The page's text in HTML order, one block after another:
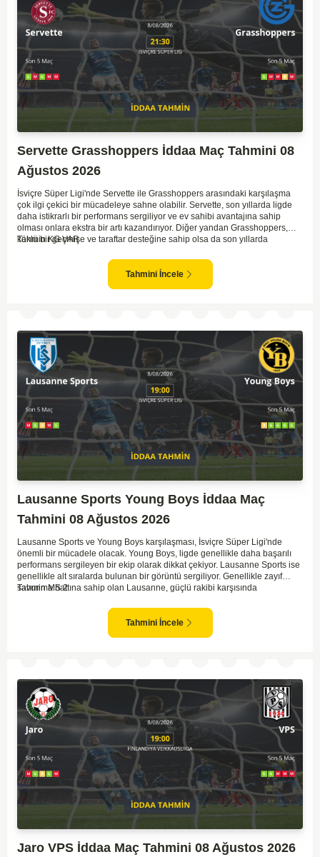
Servette Grasshoppers İddaa Maç Tahmini 08
Ağustos 2026
İsviçre Süper Ligi'nde Servette ile Grasshoppers arasındaki karşılaşma
çok ilgi çekici bir mücadeleye sahne olabilir. Servette, son yıllarda ligde
daha istikrarlı bir performans sergiliyor ve ev sahibi avantajına sahip
olması onlara ekstra bir artı kazandırıyor. Diğer yandan Grasshoppers,
köklü bir geçmişe ve taraftar desteğine sahip olsa da son yıllarda
genellikle maçlarda gol yollarında etkili olurken, Grasshoppers savunma
anlamında zaman zaman sorunlar yaşayabiliyor. Bu durumda,
karşılaşmanın gollü geçmesi muhtemel gözüküyor. İki takımın oyun tarzını
Tahmin KG VAR
Tahmini İncele
Lausanne Sports Young Boys İddaa Maç
Tahmini 08 Ağustos 2026
Lausanne Sports ve Young Boys karşılaşması, İsviçre Süper Ligi'nde
önemli bir mücadele olacak. Young Boys, ligde genellikle daha başarılı
performans sergileyen bir ekip olarak dikkat çekiyor. Lausanne Sports ise
genellikle alt sıralarda bulunan bir görüntü sergiliyor. Genellikle zayıf
savunma hattına sahip olan Lausanne, güçlü rakibi karşısında
Maçın sonucunda Young Boys'un galip gelme olasılığı yüksek görünüyor.
Tahmin MS 2
Tahmini İncele
Jaro VPS İddaa Maç Tahmini 08 Ağustos 2026